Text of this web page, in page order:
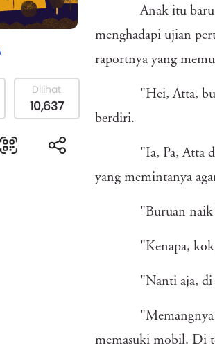
Dilihat
10,637
Anak itu baru
menghadapi ujian
raportnya yang
"Hei, Atta,
berdiri.
"Ia, Pa, Atta
yang memintanya
"Buruan
"Kenapa, kok
"Nanti aja, di
"Memangnya
memasuki mobil. Di